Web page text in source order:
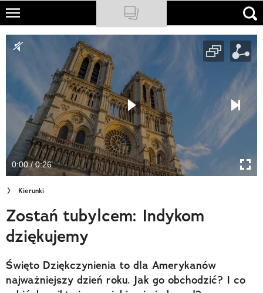
Skip
main
NATIONAL GEOGRAPHIC
PODCASTY
Sklep
Newsletter
Cuda Polski
Wielki Konkurs Fotograficzny
Trendbook Podróżniczy
Polecane
0:00 / 0:26
Kierunki
Zostań tubylcem: Indykom
dziękujemy
Święto Dziękczynienia to dla Amerykanów
najważniejszy dzień roku. Jak go obchodzić? I co